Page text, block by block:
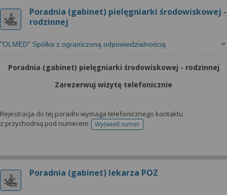
Poradnia (gabinet) pielęgniarki środowiskowej -
rodzinnej
"OLMED" Spółka z ograniczoną odpowiedzialnością
Poradnia (gabinet) pielęgniarki środowiskowej - rodzinnej
Zarezerwuj wizytę telefonicznie
Rejestracja do tej poradni wymaga telefonicznego kontaktu
z przychodnią pod numerem:
Wyświetl numertelefonu do rejestracji
Poradnia (gabinet) lekarza POZ